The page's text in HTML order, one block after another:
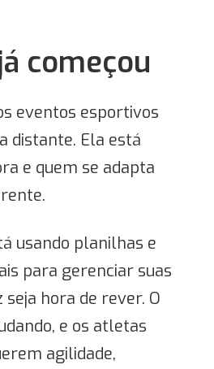
começou
eventos esportivos
distante. Ela está
e quem se adapta
usando planilhas e
para gerenciar suas
hora de rever. O
e os atletas
agilidade,